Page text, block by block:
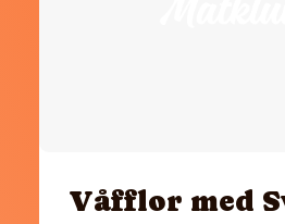
Våfflor med